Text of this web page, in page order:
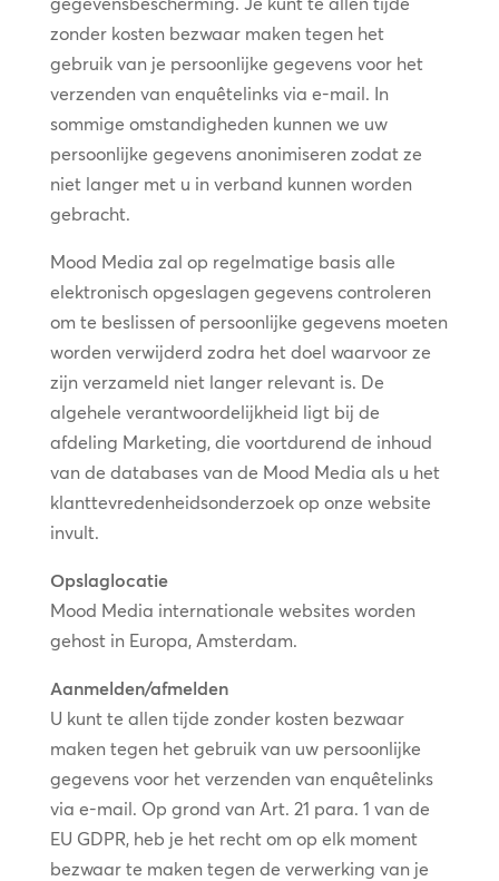
zonder kosten bezwaar maken tegen het
gebruik van je persoonlijke gegevens voor het
verzenden van enquêtelinks via e-mail. In
sommige omstandigheden kunnen we uw
persoonlijke gegevens anonimiseren zodat ze
niet langer met u in verband kunnen worden
gebracht.
Mood Media zal op regelmatige basis alle
elektronisch opgeslagen gegevens controleren
om te beslissen of persoonlijke gegevens moeten
worden verwijderd zodra het doel waarvoor ze
zijn verzameld niet langer relevant is. De
algehele verantwoordelijkheid ligt bij de
afdeling Marketing, die voortdurend de inhoud
van de databases van de Mood Media als u het
klanttevredenheidsonderzoek op onze website
invult.
Opslaglocatie
Mood Media internationale websites worden
gehost in Europa, Amsterdam.
Aanmelden/afmelden
U kunt te allen tijde zonder kosten bezwaar
maken tegen het gebruik van uw persoonlijke
gegevens voor het verzenden van enquêtelinks
via e-mail. Op grond van Art. 21 para. 1 van de
EU GDPR, heb je het recht om op elk moment
bezwaar te maken tegen de verwerking van je